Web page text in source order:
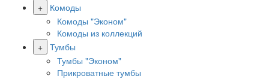
+
Комоды
Комоды "Эконом"
Комоды из коллекций
+ Тумбы
Тумбы "Эконом"
Прикроватные тумбы